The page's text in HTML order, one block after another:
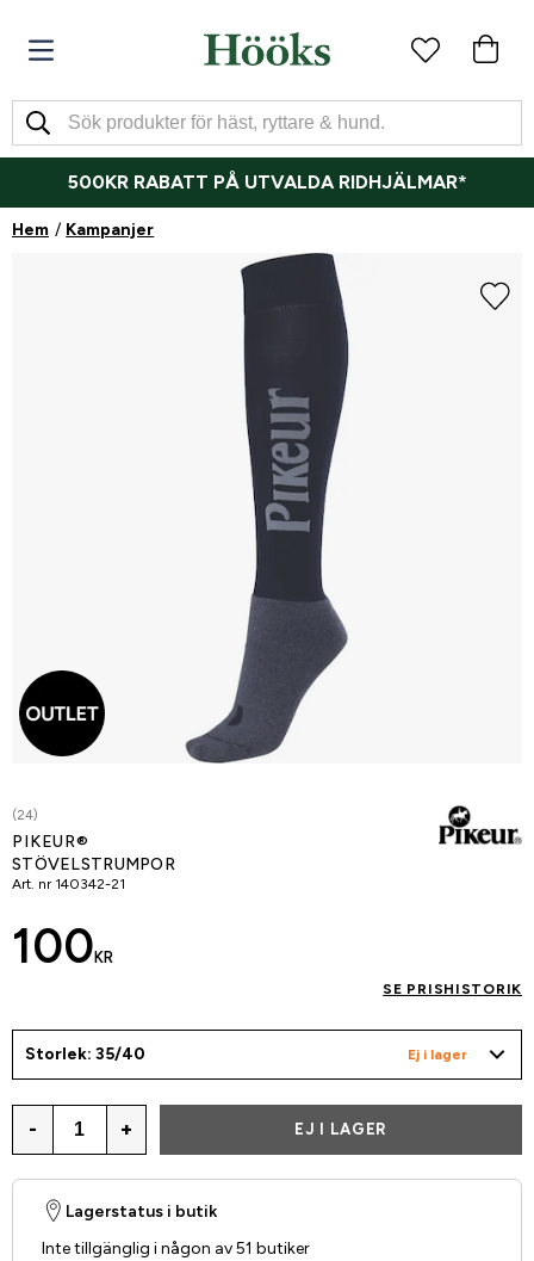
500KR RABATT PÅ UTVALDA RIDHJÄLMAR*
Hem Kampanjer
(24)
PIKEUR®
STÖVELSTRUMPOR
Art. nr 140342-21
100 KR
SE PRISHISTORIK
Storlek: 35/40 Ej i lager
- + EJ I LAGER
Lagerstatus i butik
Inte tillgänglig i någon av 51 butiker